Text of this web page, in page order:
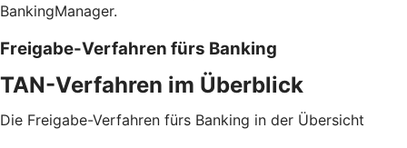
BankingManager.
Freigabe-Verfahren fürs Banking
TAN-Verfahren im Überblick
Die Freigabe-Verfahren fürs Banking in der Übersicht